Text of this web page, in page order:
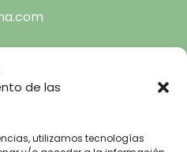
de las
utilizamos tecnologías
POLÍTICA DE